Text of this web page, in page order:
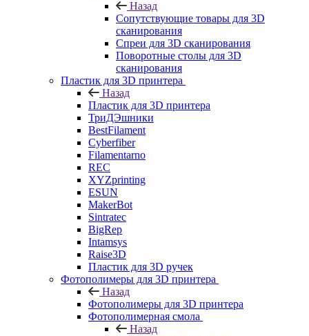
Назад
Сопутствующие товары для 3D
сканирования
Спреи для 3D сканирования
Поворотные столы для 3D
сканирования
Пластик для 3D принтера
Назад
Пластик для 3D принтера
ТриДЭшники
BestFilament
Cyberfiber
Filamentarno
REC
XYZprinting
ESUN
MakerBot
Sintratec
BigRep
Intamsys
Raise3D
Пластик для 3D ручек
Фотополимеры для 3D принтера
Назад
Фотополимеры для 3D принтера
Фотополимерная смола
Назад